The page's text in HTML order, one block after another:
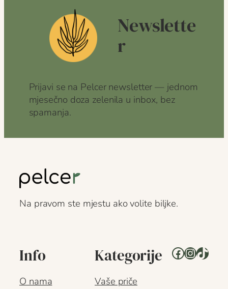
Newslette
r
Prijavi se na Pelcer newsletter — jednom
mjesečno doza zelenila u inbox, bez
spamanja.
Na pravom ste mjestu ako volite biljke.
Info
O nama
Kategorije
Vaše priče
Facebook